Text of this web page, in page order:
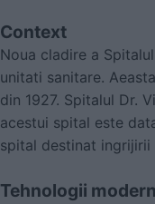
Context
Noua cladire a
unitati sanitare.
din 1927. Spitalul Dr.
acestui spital este
spital destinat ingrijirii
Tehnologii